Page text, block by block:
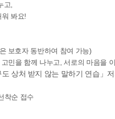
고,
봐요!
보호자 동반하여 참여 가능)
민을 함께 나누고, 서로의 마음을
상처 받지 않는 말하기 연습」
착순 접수